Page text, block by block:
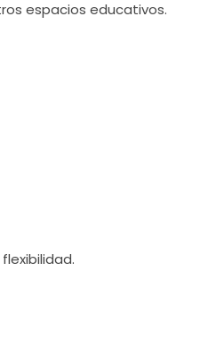
espacios educativos.